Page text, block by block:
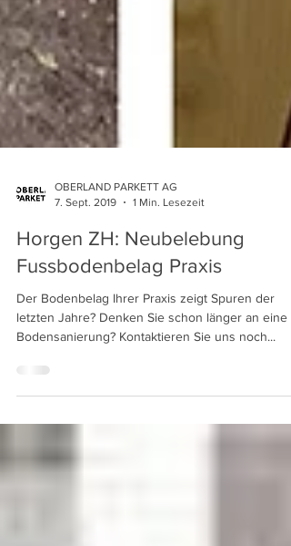
OBERLAND PARKETT AG
7. Sept. 2019
1 Min. Lesezeit
Horgen ZH: Neubelebung
Fussbodenbelag Praxis
letzten Jahre? Denken Sie schon länger an eine